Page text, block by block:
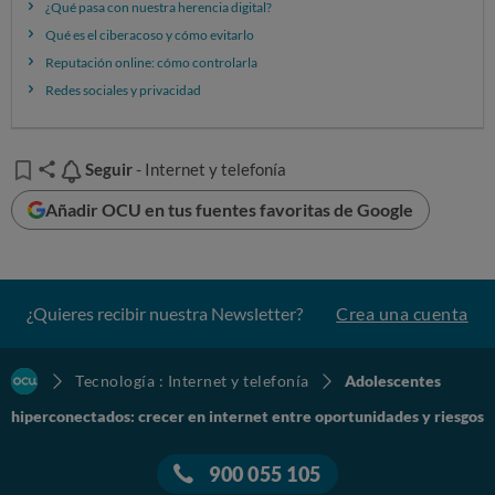
No es de extrañar que las redes ocupen tanto espacio en
su vida emocional:un 72% se conecta siempre que
puede y un tercio siente ansiedad si no recibe
¿Qué pasa con nuestra herencia digital?
Qué es el ciberacoso y cómo evitarlo
Reputación online: cómo controlarla
Redes sociales y privacidad
Seguir
Seguir - Internet y telefonía
Añadir OCU en tus fuentes favoritas de Google
¿Quieres recibir nuestra Newsletter? Crea una cuenta
Tecnología : Internet y telefonía
Adolescentes
hiperconectados: crecer en internet entre oportunidades y riesgos
900 055 105